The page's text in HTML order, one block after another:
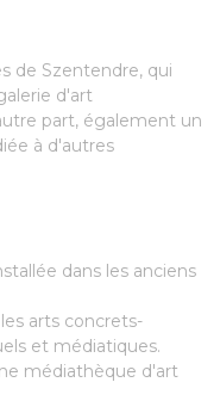
de Szentendre, qui
d'art
part, également un
à d'autres
dans les anciens
arts concrets-
et médiatiques.
médiathèque d'art